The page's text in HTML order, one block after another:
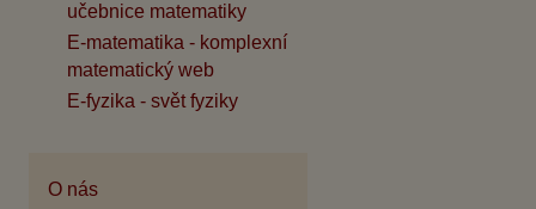
učebnice matematiky
E-matematika - komplexní
matematický web
E-fyzika - svět fyziky
O nás